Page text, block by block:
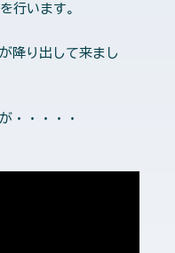
行います。
り出して来まし
・・・・・